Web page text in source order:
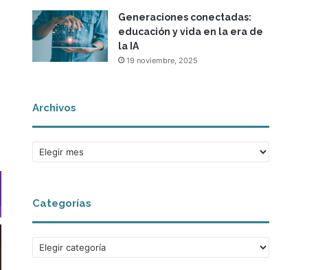
Generaciones conectadas:
educación y vida en la era de
la IA
19 noviembre, 2025
Archivos
Archivos
Categorías
Categorías